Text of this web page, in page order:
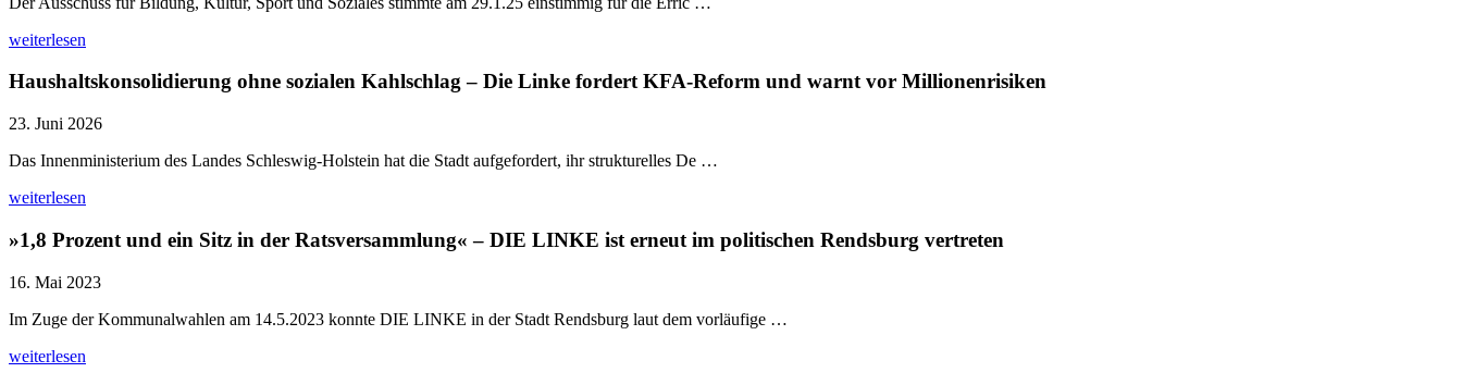
weiterlesen
Haushaltskonsolidierung ohne sozialen Kahlschlag – Die Linke fordert KFA-Reform und warnt vor Millionenrisiken
23. Juni 2026
Das Innenministerium des Landes Schleswig-Holstein hat die Stadt aufgefordert, ihr strukturelles De …
weiterlesen
»1,8 Prozent und ein Sitz in der Ratsversammlung« – DIE LINKE ist erneut im politischen Rendsburg vertreten
16. Mai 2023
Im Zuge der Kommunalwahlen am 14.5.2023 konnte DIE LINKE in der Stadt Rendsburg laut dem vorläufige …
weiterlesen